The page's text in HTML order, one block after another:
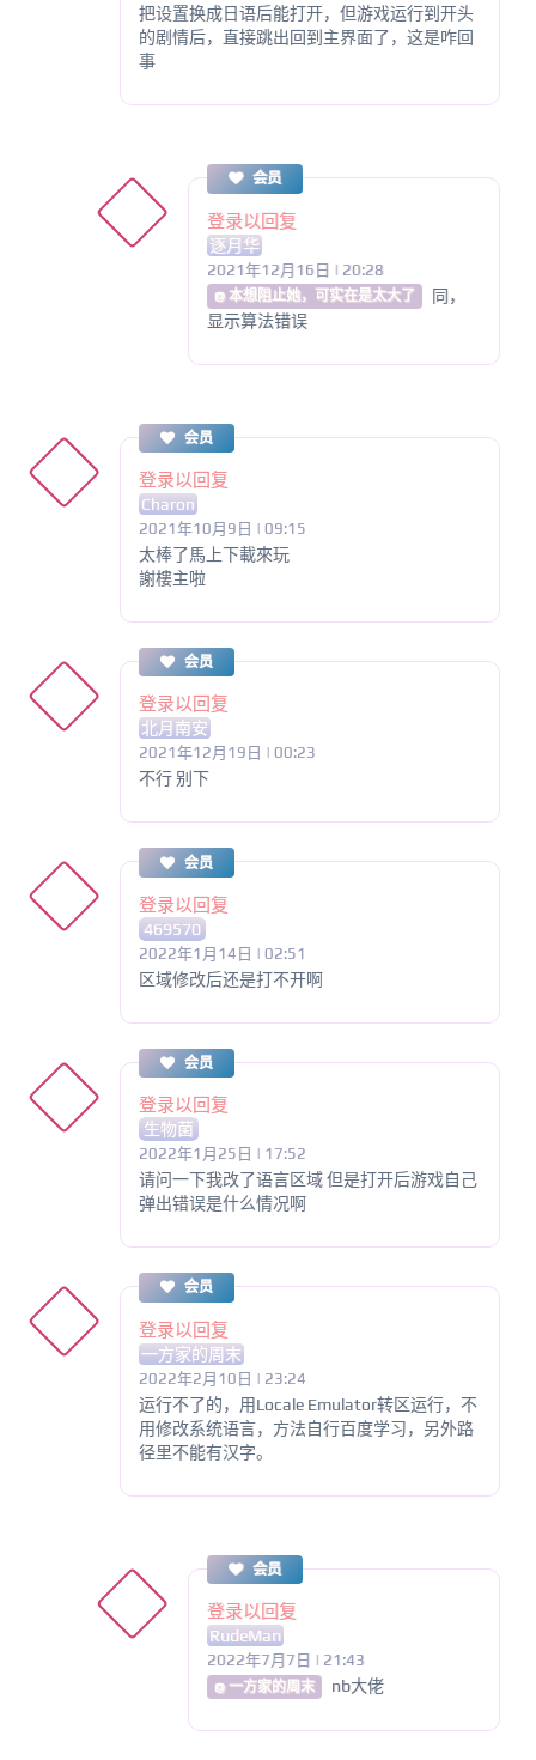
把设置换成日语后能打开，但游戏运行到开头
的剧情后，直接跳出回到主界面了，这是咋回
事
会员
登录以回复
逐月华
2021年12月16日 | 20:28
@ 本想阻止她，可实在是太大了
同，
显示算法错误
会员
登录以回复
Charon
2021年10月9日 | 09:15
太棒了馬上下載來玩
謝樓主啦
会员
登录以回复
北月南安
2021年12月19日 | 00:23
不行 别下
会员
登录以回复
469570
2022年1月14日 | 02:51
区域修改后还是打不开啊
会员
登录以回复
生物菌
2022年1月25日 | 17:52
请问一下我改了语言区域 但是打开后游戏自己
弹出错误是什么情况啊
会员
登录以回复
一方家的周末
2022年2月10日 | 23:24
运行不了的，用Locale Emulator转区运行，不
用修改系统语言，方法自行百度学习，另外路
径里不能有汉字。
会员
登录以回复
RudeMan
2022年7月7日 | 21:43
@ 一方家的周末 nb大佬